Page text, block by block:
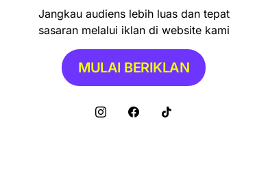
makna.
(Nenek).
perubahan,”
bahwa kesibukan
ini menegaskan
banyak berada
Iran-
Selat
Jangkau audiens lebih luas dan tepat
sasaran melalui iklan di website kami
MULAI BERIKLAN